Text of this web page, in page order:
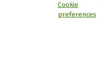
Cookie
preferences